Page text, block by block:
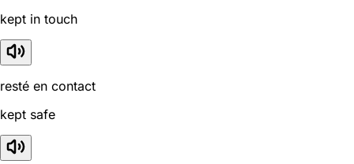
kept in touch
resté en contact
kept safe